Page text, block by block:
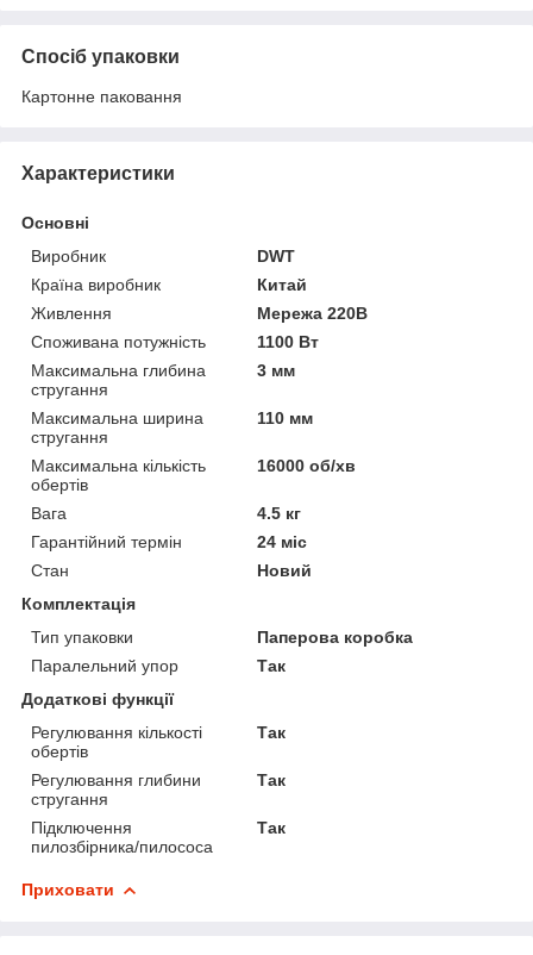
Спосіб упаковки
Картонне паковання
Характеристики
Основні
Виробник
DWT
Країна виробник
Китай
Живлення
Мережа 220В
Споживана потужність
1100 Вт
Максимальна глибина
стругання
3 мм
Максимальна ширина
стругання
110 мм
Максимальна кількість
обертів
16000 об/хв
Вага
4.5 кг
Гарантійний термін
24 міс
Стан
Новий
Комплектація
Тип упаковки
Паперова коробка
Паралельний упор
Так
Додаткові функції
Регулювання кількості
обертів
Так
Регулювання глибини
стругання
Так
Підключення
пилозбірника/пилососа
Так
Приховати